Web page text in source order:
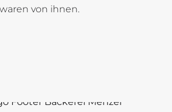
von ihnen.